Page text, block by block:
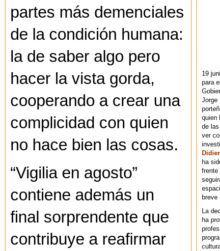
partes más demenciales
de la condición humana:
la de saber algo pero
hacer la vista gorda,
cooperando a crear una
complicidad con quien
no hace bien las cosas.
“Vigilia en agosto”
contiene además un
final sorprendente que
contribuye a reafirmar
19
para
Jorge
quien
de
ver
Didier
ha
frente
breve
La
ha